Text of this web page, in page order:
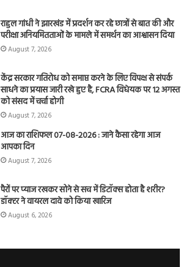
राहुल गांधी ने झारखंड में प्रदर्शन कर रहे छात्रों से बात की और
परीक्षा अनियमितताओं के मामले में समर्थन का आश्वासन दिया
August 7, 2026
केंद्र सरकार गतिरोध को समाप्त करने के लिए विपक्ष से संपर्क
साधने का प्रयास जारी रखे हुए है, FCRA विधेयक पर 12 अगस्त
को संसद में चर्चा होगी
August 7, 2026
आज का राशिफल 07-08-2026 : जाने कैसा रहेगा आज
आपका दिन
August 7, 2026
पैरों पर प्याज रखकर सोने से सच में डिटॉक्स होता है शरीर?
डॉक्टर ने वायरल दावे को किया खारिज
August 6, 2026